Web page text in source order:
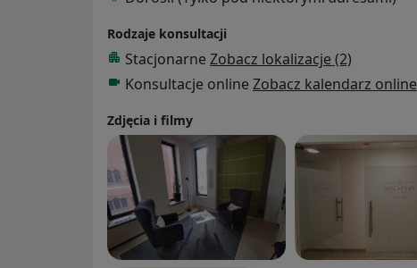
Rodzaje konsultacji
Stacjonarne Zobacz lokalizacje (2)
Konsultacje online Zobacz kalendarz online
Zdjęcia i filmy